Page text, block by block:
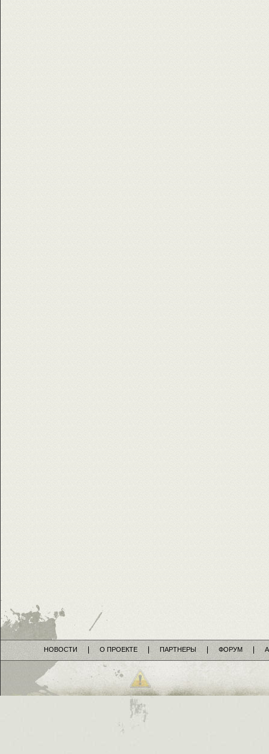
НОВОСТИ О ПРОЕКТЕ ПАРТНЕРЫ ФОРУМ